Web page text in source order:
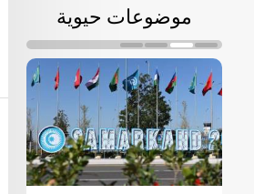
موضوعات حيوية